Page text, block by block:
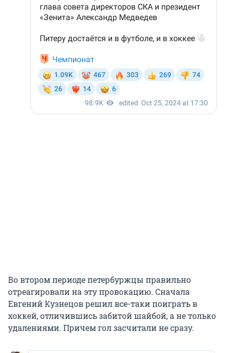
Во втором периоде петербуржцы правильно
отреагировали на эту провокацию. Сначала
Евгений Кузнецов решил все-таки поиграть в
хоккей, отличившись забитой шайбой, а не только
удалениями. Причем гол засчитали не сразу.